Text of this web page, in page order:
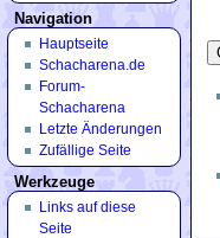
Navigation
Hauptseite
Schacharena.de
Forum-
Schacharena
Letzte Änderungen
Zufällige Seite
Werkzeuge
Links auf diese
Seite